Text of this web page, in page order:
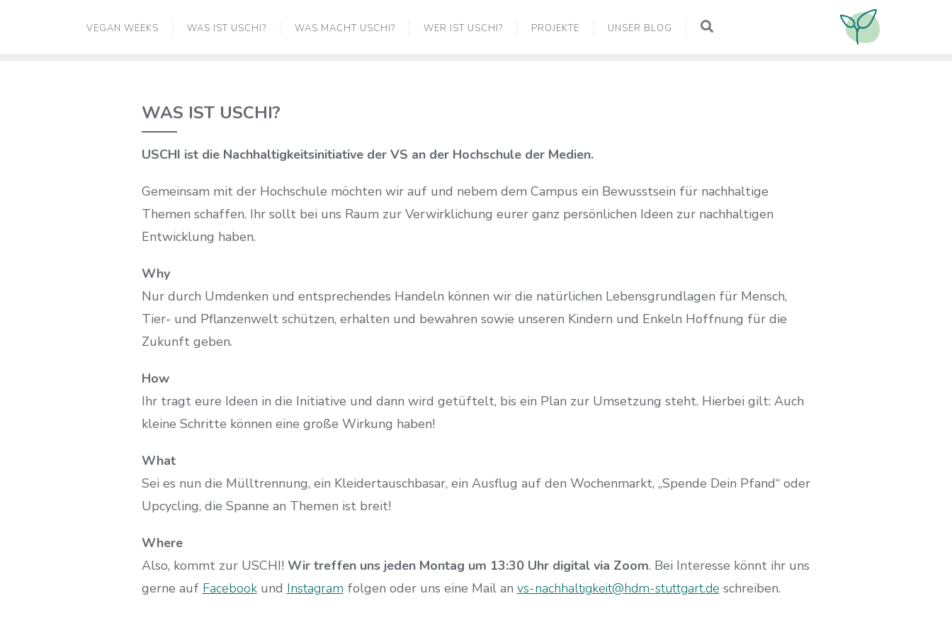
VEGAN WEEKS WAS IST USCHI? WAS MACHT USCHI? WER IST USCHI? PROJEKTE UNSER BLOG
WAS IST USCHI?
USCHI ist die Nachhaltigkeitsinitiative der VS an der Hochschule der Medien.
Gemeinsam mit der Hochschule möchten wir auf und nebem dem Campus ein Bewusstsein für nachhaltige
Themen schaffen. Ihr sollt bei uns Raum zur Verwirklichung eurer ganz persönlichen Ideen zur nachhaltigen
Entwicklung haben.
Why
Nur durch Umdenken und entsprechendes Handeln können wir die natürlichen Lebensgrundlagen für Mensch,
Tier- und Pflanzenwelt schützen, erhalten und bewahren sowie unseren Kindern und Enkeln Hoffnung für die
Zukunft geben.
How
Ihr tragt eure Ideen in die Initiative und dann wird getüftelt, bis ein Plan zur Umsetzung steht. Hierbei gilt: Auch
kleine Schritte können eine große Wirkung haben!
What
Sei es nun die Mülltrennung, ein Kleidertauschbasar, ein Ausflug auf den Wochenmarkt, „Spende Dein Pfand“ oder
Upcycling, die Spanne an Themen ist breit!
Where
Also, kommt zur USCHI! Wir treffen uns jeden Montag um 13:30 Uhr digital via Zoom. Bei Interesse könnt ihr uns
gerne auf Facebookund Instagram folgen oder uns eine Mail an vs-nachhaltigkeit@hdm-stuttgart.de schreiben.